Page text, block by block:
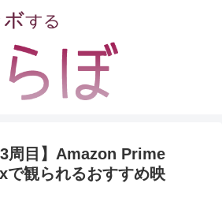
3周目】Amazon Prime
観られるおすすめ映